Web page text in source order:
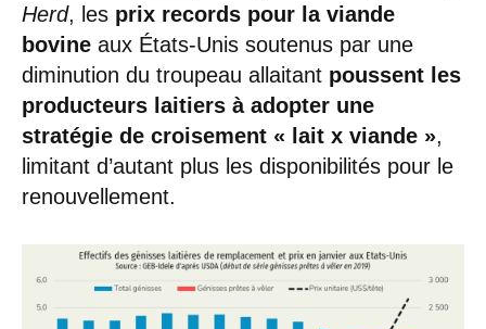
Herd, les prix records pour la viande
bovine aux États-Unis soutenus par une
diminution du troupeau allaitant poussent les
producteurs laitiers à adopter une
stratégie de croisement « lait x viande »,
limitant d’autant plus les disponibilités pour le
renouvellement.